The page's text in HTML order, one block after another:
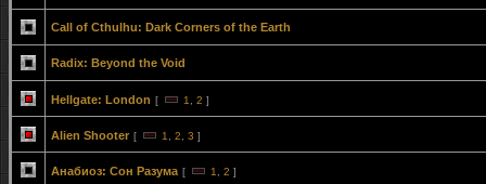
Call of Cthulhu: Dark Corners of the Earth
Radix: Beyond the Void
Hellgate: London [ 1 2 ]
Alien Shooter [ 1 2 3 ]
Анабиоз: Сон Разума [ 1 2 ]